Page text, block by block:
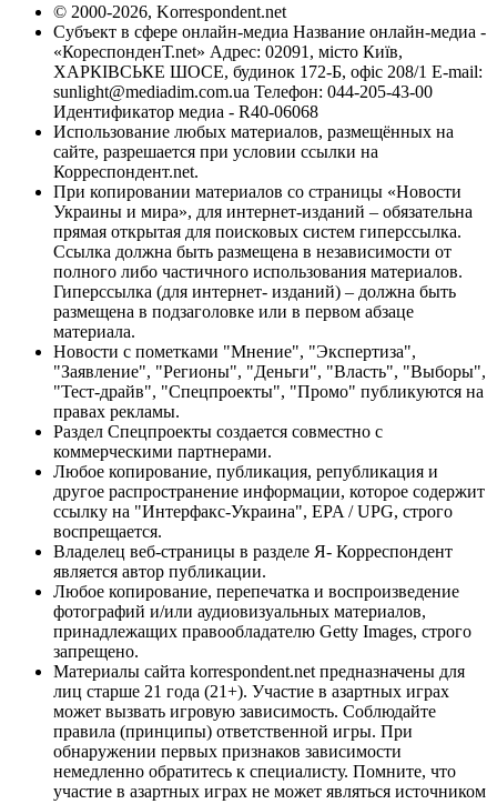
© 2000-2026, Korrespondent.net
Субъект в сфере онлайн-медиа Название онлайн-медиа -
«КореспонденТ.net» Адрес: 02091, місто Київ,
ХАРКІВСЬКЕ ШОСЕ, будинок 172-Б, офіс 208/1 E-mail:
sunlight@mediadim.com.ua Телефон: 044-205-43-00
Идентификатор медиа - R40-06068
Использование любых материалов, размещённых на
сайте, разрешается при условии ссылки на
Корреспондент.net.
При копировании материалов со страницы «Новости
Украины и мира», для интернет-изданий – обязательна
прямая открытая для поисковых систем гиперссылка.
Ссылка должна быть размещена в независимости от
полного либо частичного использования материалов.
Гиперссылка (для интернет- изданий) – должна быть
размещена в подзаголовке или в первом абзаце
материала.
Новости с пометками "Мнение", "Экспертиза",
"Заявление", "Регионы", "Деньги", "Власть", "Выборы",
"Тест-драйв", "Спецпроекты", "Промо" публикуются на
правах рекламы.
Раздел Спецпроекты создается совместно с
коммерческими партнерами.
Любое копирование, публикация, републикация и
другое распространение информации, которое содержит
ссылку на "Интерфакс-Украина", EPA / UPG, строго
воспрещается.
Владелец веб-страницы в разделе Я- Корреспондент
является автор публикации.
Любое копирование, перепечатка и воспроизведение
фотографий и/или аудиовизуальных материалов,
принадлежащих правообладателю Getty Images, строго
запрещено.
Материалы сайта korrespondent.net предназначены для
лиц старше 21 года (21+). Участие в азартных играх
может вызвать игровую зависимость. Соблюдайте
правила (принципы) ответственной игры. При
обнаружении первых признаков зависимости
немедленно обратитесь к специалисту. Помните, что
участие в азартных играх не может являться источником